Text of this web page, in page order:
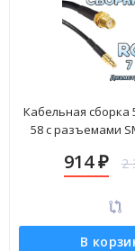
Кабельная сборка
58 с разъемами
914 ₽ 2
В